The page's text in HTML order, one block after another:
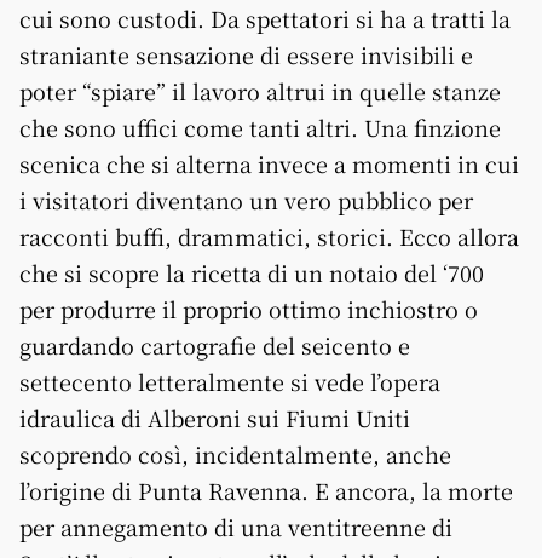
cui sono custodi. Da spettatori si ha a tratti la
straniante sensazione di essere invisibili e
poter “spiare” il lavoro altrui in quelle stanze
che sono uffici come tanti altri. Una finzione
scenica che si alterna invece a momenti in cui
i visitatori diventano un vero pubblico per
racconti buffi, drammatici, storici. Ecco allora
che si scopre la ricetta di un notaio del ‘700
per produrre il proprio ottimo inchiostro o
guardando cartografie del seicento e
settecento letteralmente si vede l’opera
idraulica di Alberoni sui Fiumi Uniti
scoprendo così, incidentalmente, anche
l’origine di Punta Ravenna. E ancora, la morte
per annegamento di una ventitreenne di